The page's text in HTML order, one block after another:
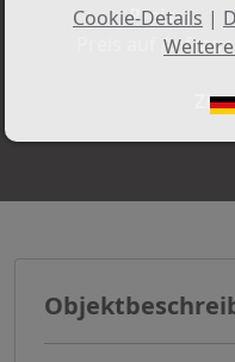
Preis:
Preis auf Anfrage
Cookie-Details |